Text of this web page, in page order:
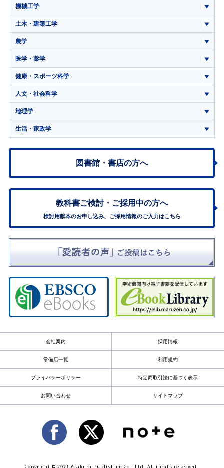
機械工学
土木・建築工学
農学
医学・薬学
健康・スポーツ科学
人文・社会科学
地理学
生活・家政学
図書館・書店の方へ
教科書ご検討・ ご採用中の方へ
検討用献本のお申し込み、ご採用情報のご入力はこちら
会社案内 採用情報
常備店一覧 利用規約
プライバシーポリシー 特定商取引法に基づく表示
お問い合わせ サイトマップ